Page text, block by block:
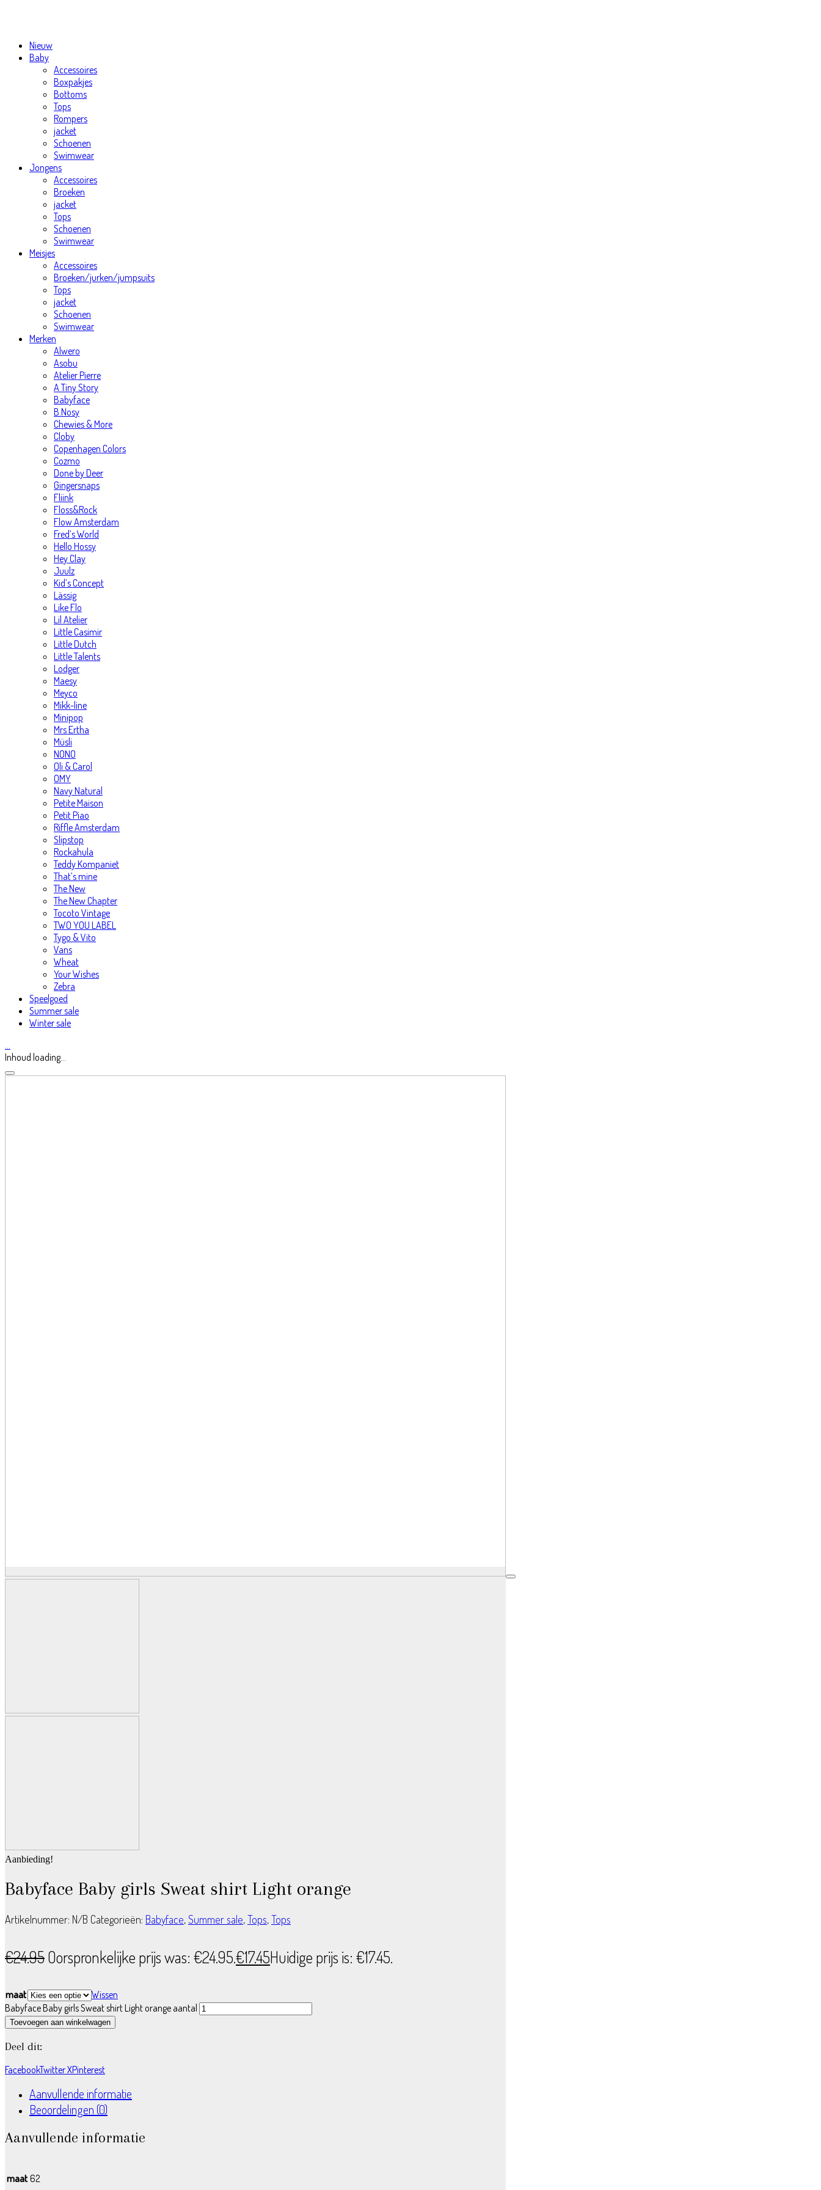
Nieuw
Baby
Accessoires
Boxpakjes
Bottoms
Tops
Rompers
jacket
Schoenen
Swimwear
Jongens
Accessoires
Broeken
jacket
Tops
Schoenen
Swimwear
Meisjes
Accessoires
Broeken/jurken/jumpsuits
Tops
jacket
Schoenen
Swimwear
Merken
Alwero
Asobu
Atelier Pierre
A Tiny Story
Babyface
B.Nosy
Chewies & More
Cloby
Copenhagen Colors
Cozmo
Done by Deer
Gingersnaps
Fliink
Floss&Rock
Flow Amsterdam
Fred’s World
Hello Hossy
Hey Clay
Juulz
Kid’s Concept
Lässig
Like Flo
Lil Atelier
Little Casimir
Little Dutch
Little Talents
Lodger
Maesy
Meyco
Mikk-line
Minipop
Mrs Ertha
Müsli
NONO
Oli & Carol
OMY
Navy Natural
Petite Maison
Petit Piao
Riffle Amsterdam
Slipstop
Rockahula
Teddy Kompaniet
That’s mine
The New
The New Chapter
Tocoto Vintage
TWO YOU LABEL
Tygo & Vito
Vans
Wheat
Your Wishes
Zebra
Speelgoed
Summer sale
Winter sale
…
Inhoud loading...
Aanbieding!
Babyface Baby girls Sweat shirt Light orange
Artikelnummer: N/B Categorieën: Babyface,Summer sale,Tops,Tops
€24.95Oorspronkelijke prijs was: €24.95.€17.45Huidige prijs is: €17.45.
maat
Wissen
Babyface Baby girls Sweat shirt Light orange aantal
Toevoegen aan winkelwagen
Deel dit:
FacebookTwitter XPinterest
Aanvullende informatie
Beoordelingen (0)
Aanvullende informatie
maat 62